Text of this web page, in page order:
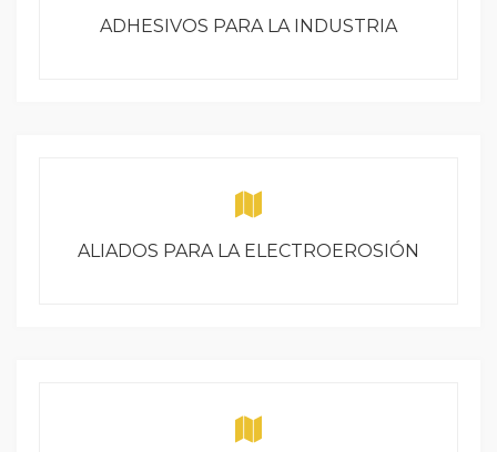
ADHESIVOS PARA LA INDUSTRIA
ALIADOS PARA LA ELECTROEROSIÓN